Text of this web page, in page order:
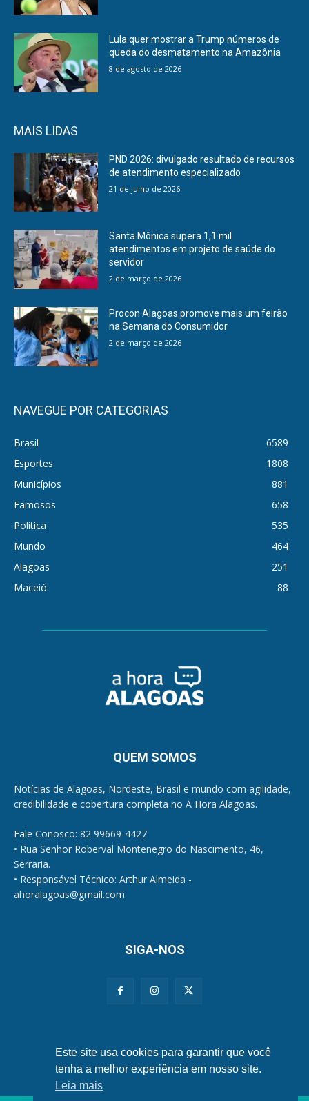
Lula quer mostrar a Trump números de
queda do desmatamento na Amazônia
8 de agosto de 2026
MAIS LIDAS
PND 2026: divulgado resultado de recursos
de atendimento especializado
21 de julho de 2026
Santa Mônica supera 1,1 mil
atendimentos em projeto de saúde do
servidor
2 de março de 2026
Procon Alagoas promove mais um feirão
na Semana do Consumidor
2 de março de 2026
NAVEGUE POR CATEGORIAS
Brasil
6589
Esportes
1808
Municípios
881
Famosos
658
Política
535
Mundo
464
Alagoas
251
Maceió
88
QUEM SOMOS
Notícias de Alagoas, Nordeste, Brasil e mundo com agilidade,
credibilidade e cobertura completa no A Hora Alagoas.
Fale Conosco: 82 99669-4427
• Rua Senhor Roberval Montenegro do Nascimento, 46,
Serraria.
• Responsável Técnico: Arthur Almeida -
ahoralagoas@gmail.com
SIGA-NOS
Este site usa cookies para garantir que você
tenha a melhor experiência em nosso site.
Leia mais